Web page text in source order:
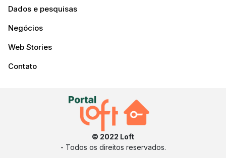
Dados e pesquisas
Negócios
Web Stories
Contato
© 2022 Loft
- Todos os direitos reservados.